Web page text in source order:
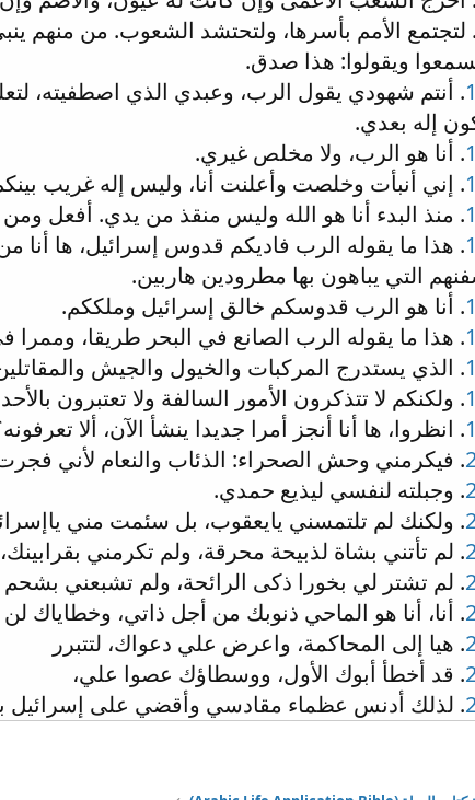
. لتجتمع الأمم بأسرها، ولتحتشد الشعوب. من منهم
ويقولوا: هذا صدق.
. أنتم شهودي يقول الرب، وعبدي الذي اصطفيته،
إله بعدي.
. أنا هو الرب، ولا مخلص غيري.
. إني أنبأت وخلصت وأعلنت أنا، وليس إله غريب
. منذ البدء أنا هو الله وليس منقذ من يدي. أفعل
. هذا ما يقوله الرب فاديكم قدوس إسرائيل، ها أنا
التي يباهون بها مطرودين هاربين.
. أنا هو الرب قدوسكم خالق إسرائيل وملككم.
. هذا ما يقوله الرب الصانع في البحر طريقا، وممرا
. الذي يستدرج المركبات والخيول والجيش
. ولكنكم لا تتذكرون الأمور السالفة ولا تعتبرون
. انظروا، ها أنا أنجز أمرا جديدا ينشأ الآن، ألا
. فيكرمني وحش الصحراء: الذئاب والنعام لأني
. وجبلته لنفسي ليذيع حمدي.
. ولكنك لم تلتمسني يايعقوب، بل سئمت مني
. لم تأتني بشاة لذبيحة محرقة، ولم تكرمني
. لم تشتر لي بخورا ذكى الرائحة، ولم تشبعني بشحم
. أنا، أنا هو الماحي ذنوبك من أجل ذاتي، وخطاياك لن
. هيا إلى المحاكمة، واعرض علي دعواك، لتتبرر
. قد أخطأ أبوك الأول، ووسطاؤك عصوا علي،
. لذلك أدنس عظماء مقادسي وأقضي على إسرائيل